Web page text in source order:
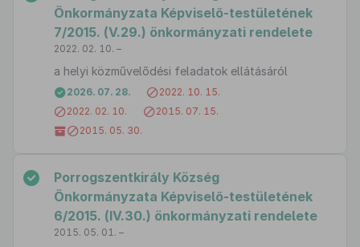
Önkormányzata Képviselő-testületének
7/2015. (V.29.) önkormányzati rendelete
2022. 02. 10. –
a helyi közművelődési feladatok ellátásáról
2026. 07. 28.
2022. 10. 15.
2022. 02. 10.
2015. 07. 15.
2015. 05. 30.
Porrogszentkirály Község
Önkormányzata Képviselő-testületének
6/2015. (IV.30.) önkormányzati rendelete
2015. 05. 01. –